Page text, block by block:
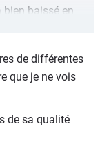
bien baissé en
de différentes
que je ne vois
de sa qualité